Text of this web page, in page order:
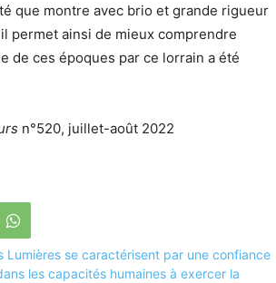
que montre avec brio et grande rigueur
permet ainsi de mieux comprendre
de ces époques par ce lorrain a été
n°520, juillet-août 2022
Lumières se caractérisent par une confiance
les capacités humaines à exercer la